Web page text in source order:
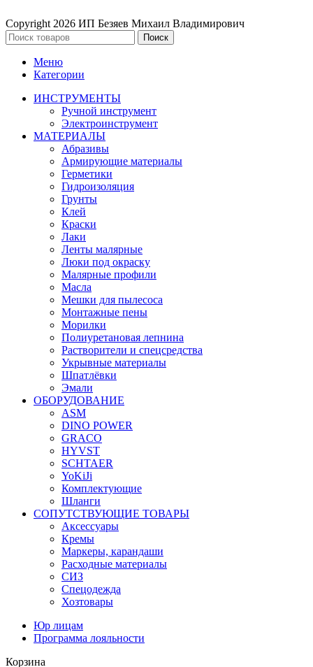
Copyright 2026 ИП Безяев Михаил Владимирович
Поиск
Меню
Категории
ИНСТРУМЕНТЫ
Ручной инструмент
Электроинструмент
МАТЕРИАЛЫ
Абразивы
Армирующие материалы
Герметики
Гидроизоляция
Грунты
Клей
Краски
Лаки
Ленты малярные
Люки под окраску
Малярные профили
Масла
Мешки для пылесоса
Монтажные пены
Морилки
Полиуретановая лепнина
Растворители и спецсредства
Укрывные материалы
Шпатлёвки
Эмали
ОБОРУДОВАНИЕ
ASM
DINO POWER
GRACO
HYVST
SCHTAER
YoKiJi
Комплектующие
Шланги
СОПУТСТВУЮЩИЕ ТОВАРЫ
Аксессуары
Кремы
Маркеры, карандаши
Расходные материалы
СИЗ
Спецодежда
Хозтовары
Юр лицам
Программа лояльности
Корзина